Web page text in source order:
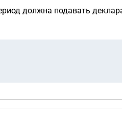
должна подавать